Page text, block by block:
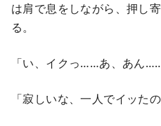
は肩で息をしながら、押し
る。
「い、イクっ……あ、あん
「寂しいな、一人でイッたの